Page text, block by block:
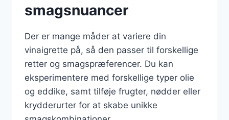
smagsnuancer
Der er mange måder at variere din
vinaigrette på, så den passer til forskellige
retter og smagspræferencer. Du kan
eksperimentere med forskellige typer olie
og eddike, samt tilføje frugter, nødder eller
krydderurter for at skabe unikke